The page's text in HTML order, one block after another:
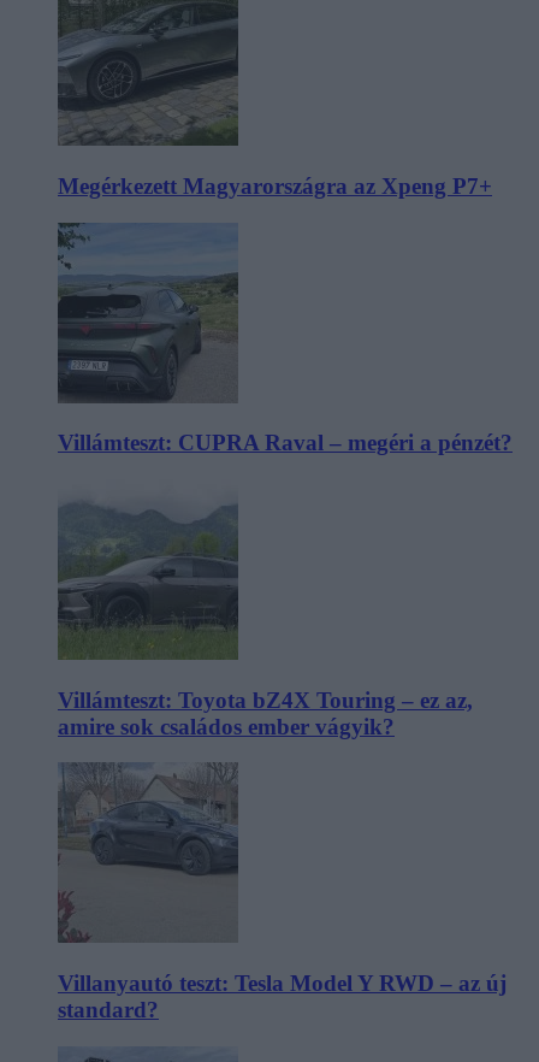
Megérkezett Magyarországra az Xpeng P7+
Villámteszt: CUPRA Raval – megéri a pénzét?
Villámteszt: Toyota bZ4X Touring – ez az,
amire sok családos ember vágyik?
Villanyautó teszt: Tesla Model Y RWD – az új
standard?